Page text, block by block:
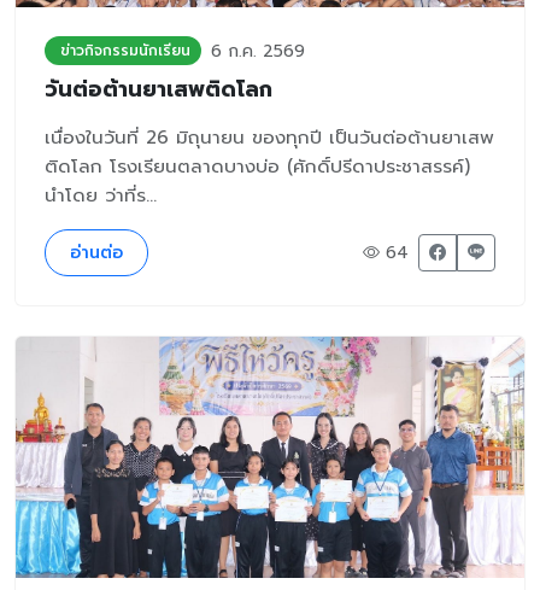
ข่าวกิจกรรมนักเรียน 6 ก.ค. 2569
วันต่อต้านยาเสพติดโลก
เนื่องในวันที่ 26 มิถุนายน ของทุกปี เป็นวันต่อต้านยาเสพ
ติดโลก โรงเรียนตลาดบางบ่อ (ศักดิ์ปรีดาประชาสรรค์)
นําโดย ว่าที่ร...
อ่านต่อ 64